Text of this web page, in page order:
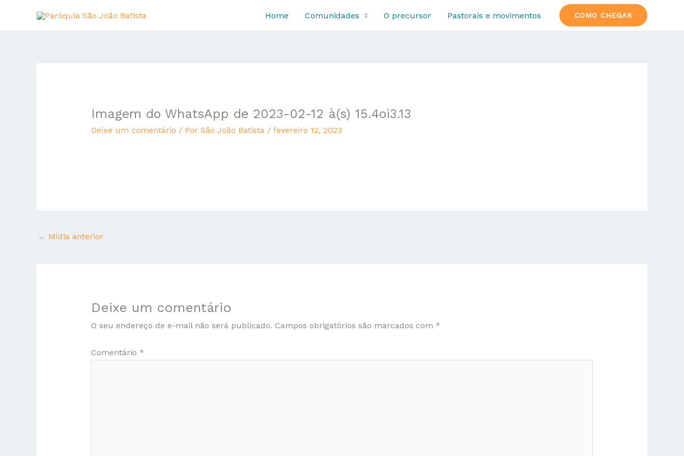
Home Comunidades O precursor Pastorais e movimentos COMO CHEGAR
Imagem do WhatsApp de 2023-02-12 à(s) 15.4oi3.13
Deixe um comentário / Por São João Batista / fevereiro 12, 2023
← Mídia anterior
Deixe um comentário
O seu endereço de e-mail não será publicado. Campos obrigatórios são marcados com *
Comentário *